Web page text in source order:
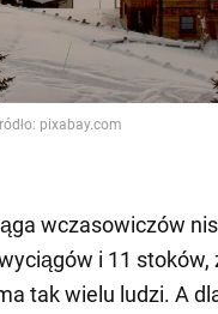
wczasowiczów
i 11 stoków,
tak wielu ludzi. A